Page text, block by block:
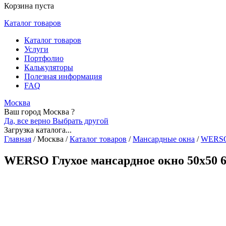
Корзина пуста
Каталог товаров
Каталог товаров
Услуги
Портфолио
Калькуляторы
Полезная информация
FAQ
Москва
Ваш город Москва ?
Да, все верно Выбрать другой
Загрузка каталога...
Главная /Москва / Каталог товаров / Мансардные окна /
WERSO Глухое мансардное окно 50x50